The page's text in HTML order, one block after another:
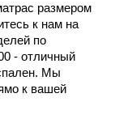
размером
к нам на
по
- отличный
Мы
к вашей